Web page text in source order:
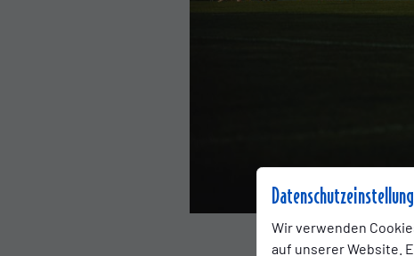
Wir verwenden
auf unserer Website.